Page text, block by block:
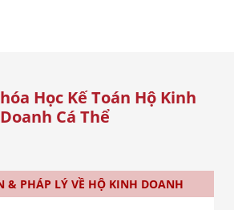
Học Kế Toán Hộ Kinh
Doanh Cá Thể
& PHÁP LÝ VỀ HỘ KINH DOANH